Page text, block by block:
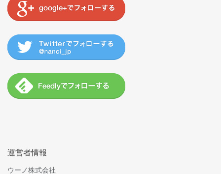
運営者情報
ウーノ株式会社